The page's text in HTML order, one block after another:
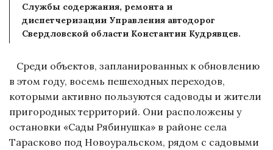
Службы содержания, ремонта и
диспетчеризации Управления автодорог
Свердловской области Константин Кудрявцев.
Среди объектов, запланированных к обновлению
в этом году, восемь пешеходных переходов,
которыми активно пользуются садоводы и жители
пригородных территорий. Они расположены у
остановки «Сады Рябинушка» в районе села
Тарасково под Новоуральском, рядом с садовыми